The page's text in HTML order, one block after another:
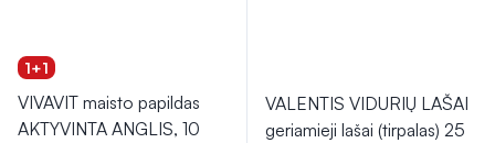
1+1
VIVAVIT maisto papildas
AKTYVINTA ANGLIS, 10
VALENTIS VIDURIŲ LAŠAI
geriamieji lašai (tirpalas) 25